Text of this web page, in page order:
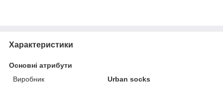
Характеристики
Основні атрибути
Виробник
Urban socks